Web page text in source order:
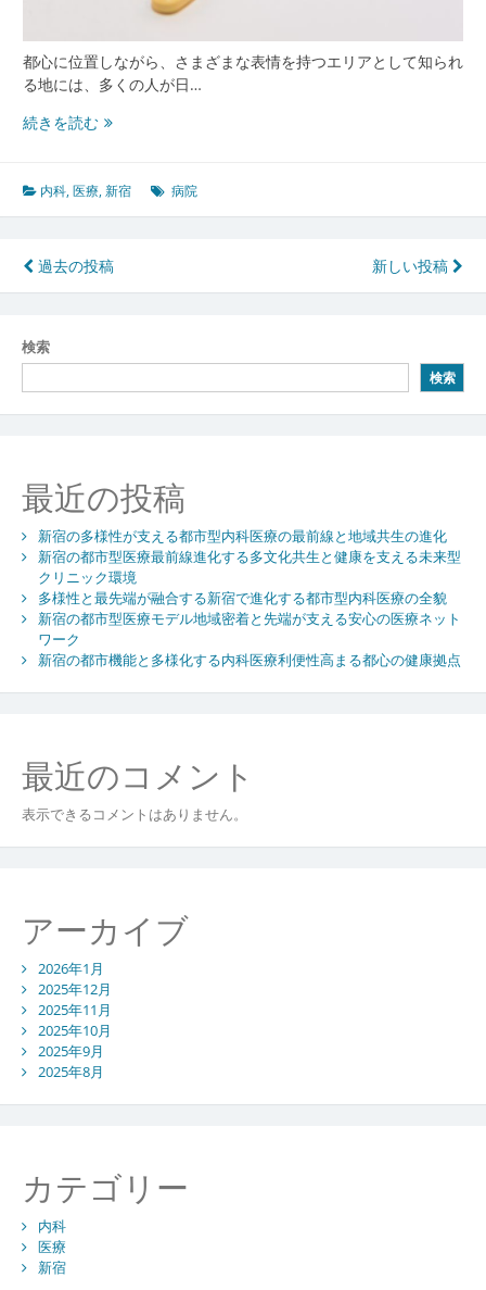
る
仕
み
都心に位置しながら、さまざまな表情を持つエリアとして知られ
る地には、多くの人が日…
続きを読む新
多
様
人
え
る
型
内
科
医
療
の
最
線
内科,医療,新宿 病院
投
稿
ナ
ビ
ゲ
シ
ョ
ン
過去の投稿 新しい投稿
検索
検索
最近の投稿
新宿の多様性が支える都市型内科医療の最前線と地域共生の進化
新宿の都市型医療最前線進化する多文化共生と健康を支える未来型
クリニック環境
多様性と最先端が融合する新宿で進化する都市型内科医療の全貌
新宿の都市型医療モデル地域密着と先端が支える安心の医療ネット
ワーク
新宿の都市機能と多様化する内科医療利便性高まる都心の健康拠点
最近のコメント
表示できるコメントはありません。
アーカイブ
2026年1月
2025年12月
2025年11月
2025年10月
2025年9月
2025年8月
カテゴリー
内科
医療
新宿